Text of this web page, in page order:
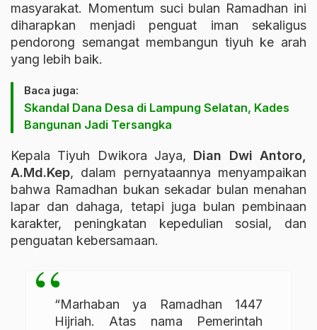
masyarakat. Momentum suci bulan Ramadhan ini
diharapkan menjadi penguat iman sekaligus
pendorong semangat membangun tiyuh ke arah
yang lebih baik.
Baca juga:
Skandal Dana Desa di Lampung Selatan, Kades
Bangunan Jadi Tersangka
Kepala Tiyuh Dwikora Jaya, Dian Dwi Antoro,
A.Md.Kep, dalam pernyataannya menyampaikan
bahwa Ramadhan bukan sekadar bulan menahan
lapar dan dahaga, tetapi juga bulan pembinaan
karakter, peningkatan kepedulian sosial, dan
penguatan kebersamaan.
“Marhaban ya Ramadhan 1447
Hijriah. Atas nama Pemerintah